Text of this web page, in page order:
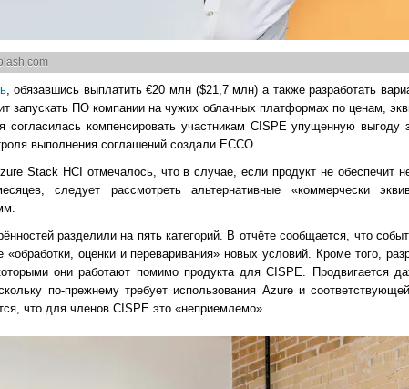
, обязавшись выплатить €20 млн ($21,7 млн) а также разработать
запускать ПО компании на чужих облачных платформах по ценам,
согласилась компенсировать участникам CISPE упущенную
выполнения соглашений создали ECCO.
Stack HCI отмечалось, что в случае, если продукт не обеспечит
следует рассмотреть альтернативные «коммерчески
разделили на пять категорий. В отчёте сообщается, что
оценки и переваривания» новых условий. Кроме того,
они работают помимо продукта для CISPE. Продвигается
по-прежнему требует использования Azure и
что для членов CISPE это «неприемлемо».